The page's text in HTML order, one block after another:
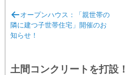
稿
ナ
ゲ
オープンハウス：「親世帯の
隣に建つ子世帯住宅」開催のお
知らせ！
土間コンクリートを打設！